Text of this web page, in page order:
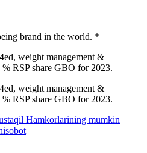
brand in the world. *
weight management &
RSP share GBO for 2023.
weight management &
RSP share GBO for 2023.
Hamkorlarining mumkin